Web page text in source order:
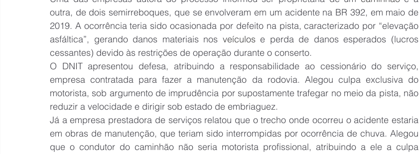
outra, de dois semirreboques, que se envolveram em um acidente na BR 392, em maio de
2019. A ocorrência teria sido ocasionada por defeito na pista, caracterizado por “elevação
asfáltica”, gerando danos materiais nos veículos e perda de danos esperados (lucros
cessantes) devido às restrições de operação durante o conserto.
O DNIT apresentou defesa, atribuindo a responsabilidade ao cessionário do serviço,
empresa contratada para fazer a manutenção da rodovia. Alegou culpa exclusiva do
motorista, sob argumento de imprudência por supostamente trafegar no meio da pista, não
reduzir a velocidade e dirigir sob estado de embriaguez.
Já a empresa prestadora de serviços relatou que o trecho onde ocorreu o acidente estaria
em obras de manutenção, que teriam sido interrompidas por ocorrência de chuva. Alegou
que o condutor do caminhão não seria motorista profissional, atribuindo a ele a culpa